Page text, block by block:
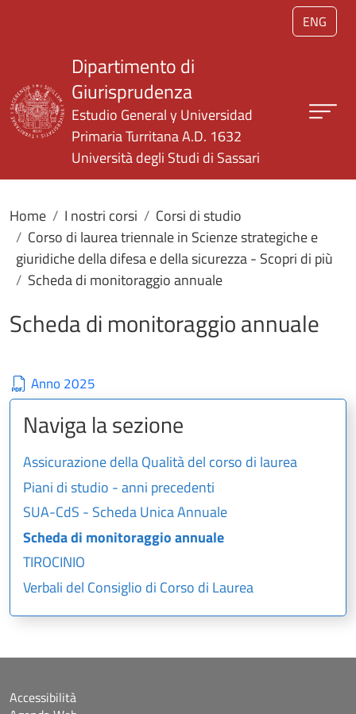
Salta al contenuto principale
ENG
Dipartimento di
Giurisprudenza
Estudio General y Universidad
Primaria Turritana A.D. 1632
Università degli Studi di Sassari
Home I nostri corsi
Corsi di studio
Corso di laurea triennale in Scienze strategiche e
giuridiche della difesa e della sicurezza - Scopri di più
Scheda di monitoraggio annuale
Scheda di monitoraggio annuale
Anno 2025
Naviga la sezione
Assicurazione della Qualità del corso di laurea
Piani di studio - anni precedenti
SUA-CdS - Scheda Unica Annuale
Scheda di monitoraggio annuale
TIROCINIO
Verbali del Consiglio di Corso di Laurea
Accessibilità